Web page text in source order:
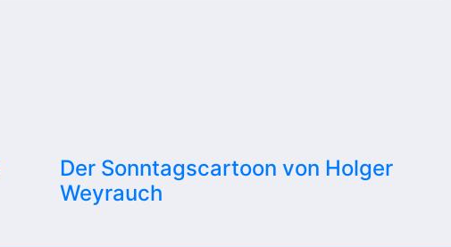
Der Sonntagscartoon von Holger
Weyrauch